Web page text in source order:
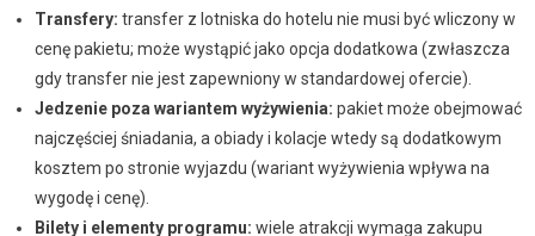
Transfery: transfer z lotniska do hotelu nie musi być wliczony w
cenę pakietu; może wystąpić jako opcja dodatkowa (zwłaszcza
gdy transfer nie jest zapewniony w standardowej ofercie).
Jedzenie poza wariantem wyżywienia: pakiet może obejmować
najczęściej śniadania, a obiady i kolacje wtedy są dodatkowym
kosztem po stronie wyjazdu (wariant wyżywienia wpływa na
wygodę i cenę).
Bilety i elementy programu: wiele atrakcji wymaga zakupu